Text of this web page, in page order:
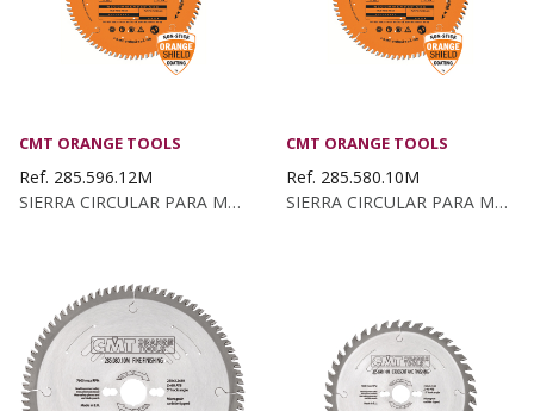
CMT ORANGE TOOLS
Ref. 285.596.12M
SIERRA CIRCULAR PARA MOLDURAS 300X3X30 Z:96 ATB
CMT ORANGE TOOLS
Ref. 285.580.10M
SIERRA CIRCULAR PARA MOLDURAS 250X3X30 Z:80 ATB